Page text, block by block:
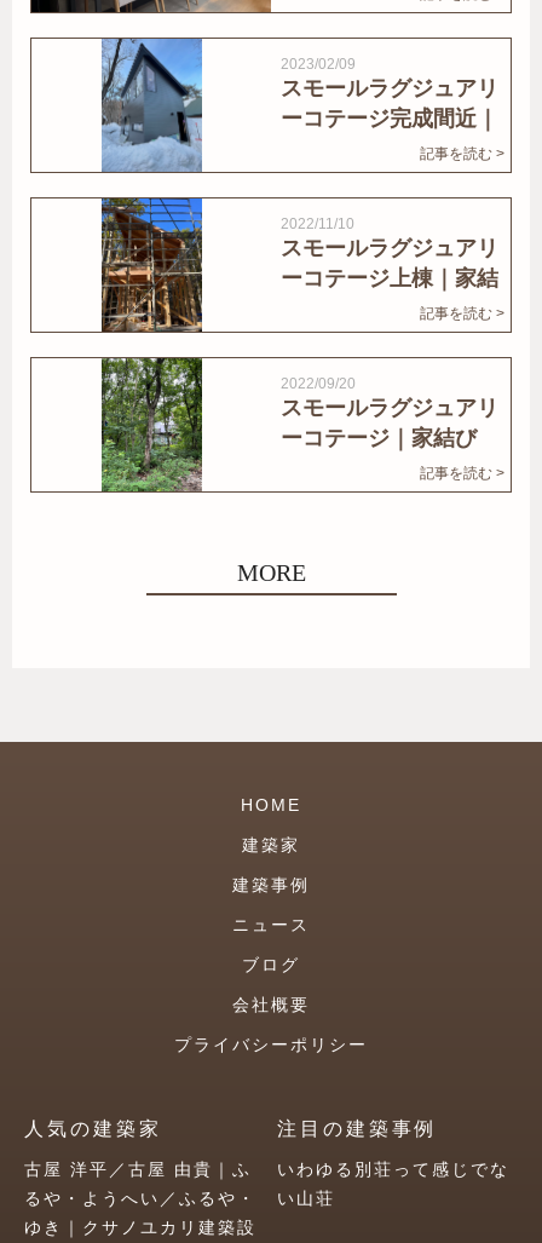
2023/02/09
スモールラグジュアリ
ーコテージ完成間近｜
記事を読む >
2022/11/10
スモールラグジュアリ
ーコテージ上棟｜家結
記事を読む >
2022/09/20
スモールラグジュアリ
ーコテージ｜家結び
記事を読む >
MORE
HOME
建築家
建築事例
ニュース
ブログ
会社概要
プライバシーポリシー
人気の建築家
古屋 洋平／古屋 由貴｜ふ
るや・ようへい／ふるや・
ゆき｜クサノユカリ建築設
注目の建築事例
いわゆる別荘って感じでな
い山荘